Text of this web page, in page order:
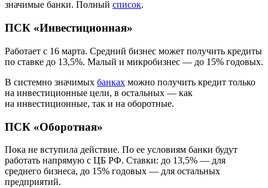
значимые банки. Полный список.
ПСК «Инвестиционная»
Работает с 16 марта. Средний бизнес может получить кредиты
по ставке до 13,5%. Малый и микробизнес — до 15% годовых.
В системно значимых банках можно получить кредит только
на инвестиционные цели, в остальных — как
на инвестиционные, так и на оборотные.
ПСК «Оборотная»
Пока не вступила действие. По ее условиям банки будут
работать напрямую с ЦБ РФ. Ставки: до 13,5% — для
среднего бизнеса, до 15% годовых — для остальных
предприятий.